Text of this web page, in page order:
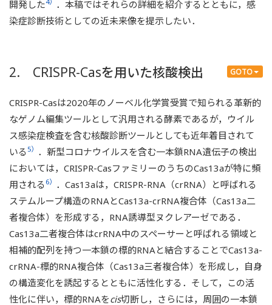
開発した
．本稿ではそれらの詳細を紹介するとともに，感
染症診断技術としての近未来像を提示したい．
GOTO
2. CRISPR-Casを用いた核酸検出
CRISPR-Casは2020年のノーベル化学賞受賞で知られる革新的
なゲノム編集ツールとして汎用される酵素であるが，ウイル
ス感染症検査を含む核酸診断ツールとしても近年着目されて
いる 5） ．新型コロナウイルスを含む一本鎖RNA遺伝子の検出
においては，CRISPR-CasファミリーのうちのCas13aが特に頻
用される 6） ．Cas13aは，CRISPR-RNA（crRNA）と呼ばれる
ステムループ構造のRNAとCas13a-crRNA複合体（Cas13a二
者複合体）を形成する，RNA誘導型ヌクレアーゼである．
Cas13a二者複合体はcrRNA中のスペーサーと呼ばれる領域と
相補的配列を持つ一本鎖の標的RNAと結合することでCas13a-
crRNA-標的RNA複合体（Cas13a三者複合体）を形成し，自身
の構造変化を誘起するとともに活性化する．そして，この活
性化に伴い，標的RNAをcis切断し，さらには，周囲の一本鎖